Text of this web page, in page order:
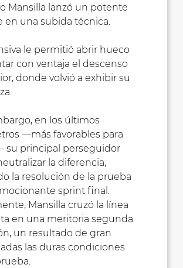
Mansilla lanzó un potente
en una subida técnica.
le permitió abrir hueco
con ventaja el descenso
donde volvió a exhibir su
en los últimos
—más favorables para
su principal perseguidor
la diferencia,
la resolución de la prueba
sprint final.
Mansilla cruzó la línea
en una meritoria segunda
un resultado de gran
las duras condiciones